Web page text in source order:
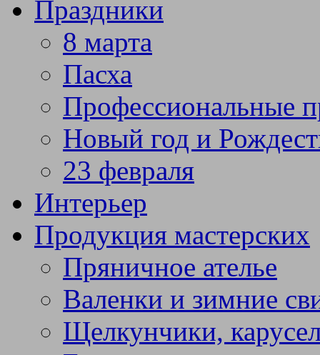
Праздники
8 марта
Пасха
Профессиональные
Новый год и
23 февраля
Интерьер
Продукция мастерских
Пряничное ателье
Валенки и зимние
Щелкунчики,